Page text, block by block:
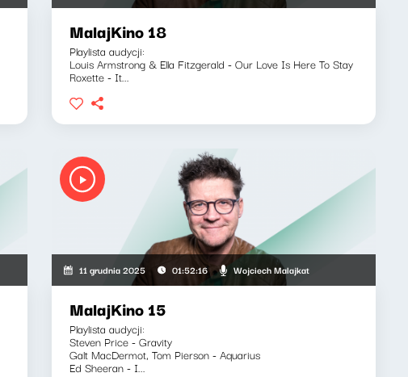
MalajKino 18
Playlista audycji:
Louis Armstrong & Ella Fitzgerald - Our Love Is Here To Stay
Roxette - It...
11 grudnia 2025 01:52:16 Wojciech Malajkat
MalajKino 15
Playlista audycji:
Steven Price - Gravity
Galt MacDermot, Tom Pierson - Aquarius
Ed Sheeran - I...